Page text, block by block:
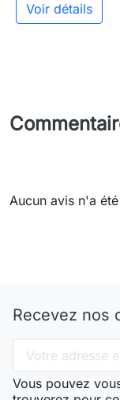
Voir détails
Aucun avis n'a
Recevez nos
Vous pouvez